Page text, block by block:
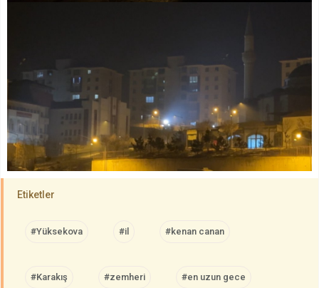
Etiketler
#Yüksekova #il #kenan canan
#Karakış #zemheri #en uzun gece